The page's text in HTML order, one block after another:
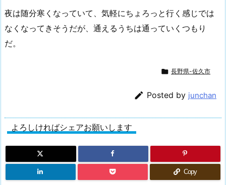
夜は随分寒くなっていて、気軽にちょろっと行く感じでは
なくなってきそうだが、通えるうちは通っていくつもり
だ。
 長野県-佐久市
 Posted by junchan
よろしければシェアお願いします
Copy